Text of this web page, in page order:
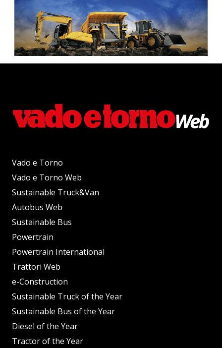
Vado e Torno
Vado e Torno Web
Sustainable Truck&Van
Autobus Web
Sustainable Bus
Powertrain
Powertrain International
Trattori Web
e-Construction
Sustainable Truck of the Year
Sustainable Bus of the Year
Diesel of the Year
Tractor of the Year